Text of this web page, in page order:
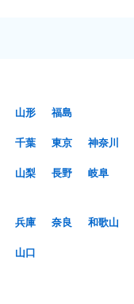
山形
福島
千葉 東京
神奈川
山梨 長野
岐阜
兵庫 奈良
和歌山
山口